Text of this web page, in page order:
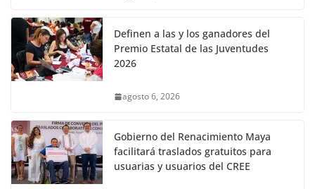
Definen a las y los ganadores del
Premio Estatal de las Juventudes
2026
agosto 6, 2026
Gobierno del Renacimiento Maya
facilitará traslados gratuitos para
usuarias y usuarios del CREE